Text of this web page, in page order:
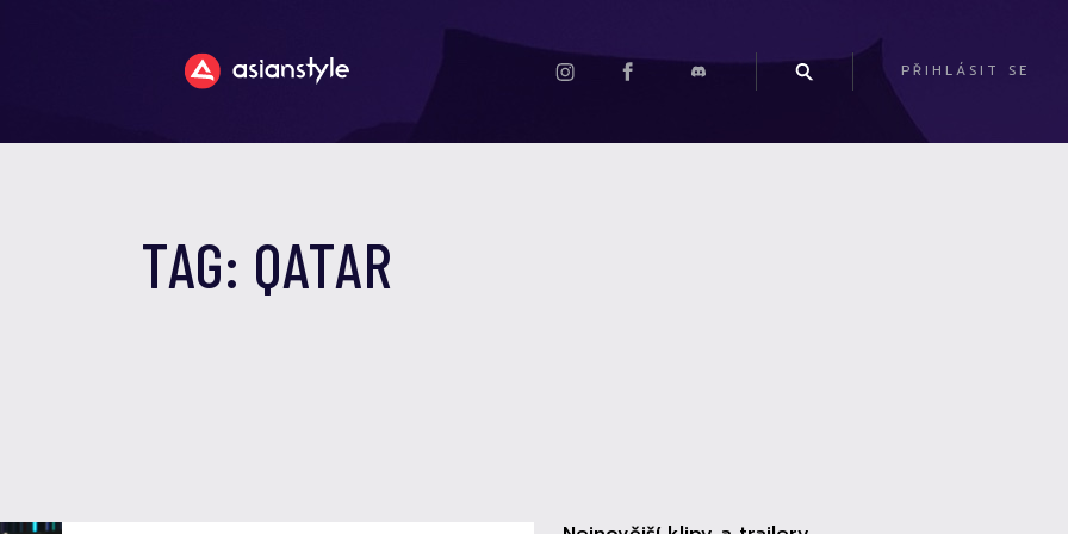
PŘIHLÁSIT SE
TAG: QATAR